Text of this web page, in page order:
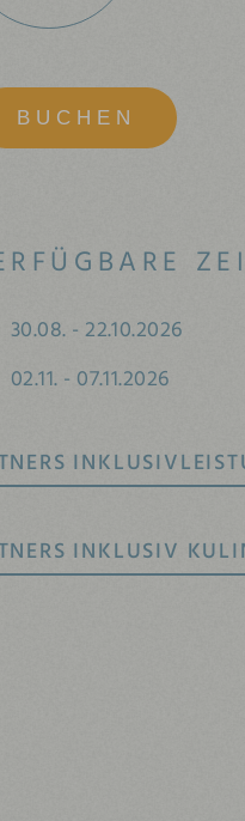
BUCHEN
30.08. -22.10.2026
02.11. - 07.11.2026
INKLUSIV